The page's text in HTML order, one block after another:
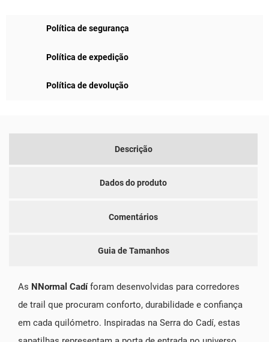
Política de segurança
Política de expedição
Política de devolução
Descrição
Dados do produto
Comentários
Guia de Tamanhos
As NNormal Cadíforam desenvolvidas para corredores
de trail que procuram conforto, durabilidade e confiança
em cada quilómetro. Inspiradas na Serra do Cadí, estas